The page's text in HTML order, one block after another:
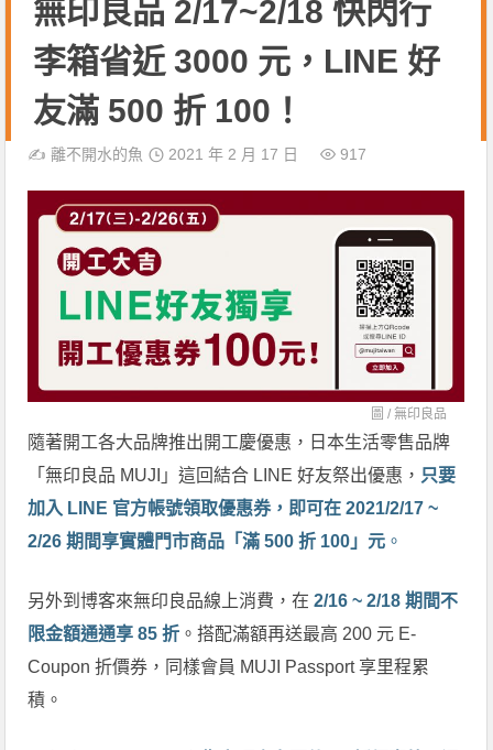
無印良品 2/17~2/18 快閃行
李箱省近 3000 元，LINE 好
友滿 500 折 100！
✍️離不開水的魚 2021 年 2 月 17 日 917
圖 /無印良品
隨著開工各大品牌推出開工慶優惠，日本生活零售品牌
「無印良品 MUJI」這回結合 LINE 好友祭出優惠， 只要
加入 LINE 官方帳號領取優惠券，即可在 2021/2/17 ~
2/26 期間享實體門市商品「滿 500 折 100」元 。
另外到博客來無印良品線上消費，在 2/16 ~ 2/18 期間不
限金額通通享 85 折 。搭配滿額再送最高 200 元 E-
Coupon 折價券，同樣會員 MUJI Passport 享里程累
積。